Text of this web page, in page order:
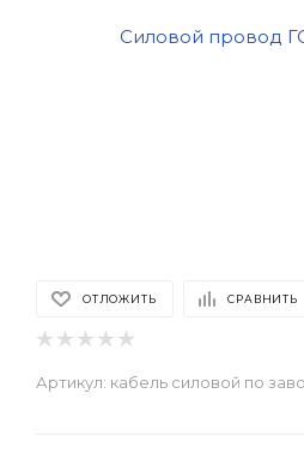
ОТЛОЖИТЬ СРАВНИТЬ
Артикул: кабель силовой по